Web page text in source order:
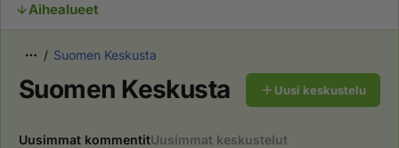
Aihealueet
Suomen Keskusta
Suomen Keskusta Uusi keskustelu
Uusimmat kommentitUusimmat keskustelut